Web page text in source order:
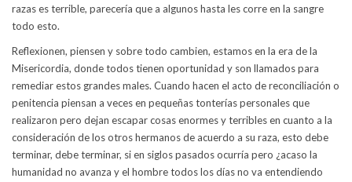
razas es terrible, parecería que a algunos hasta les corre en la sangre
todo esto.
Reflexionen, piensen y sobre todo cambien, estamos en la era de la
Misericordia, donde todos tienen oportunidad y son llamados para
remediar estos grandes males. Cuando hacen el acto de reconciliación o
penitencia piensan a veces en pequeñas tonterías personales que
realizaron pero dejan escapar cosas enormes y terribles en cuanto a la
consideración de los otros hermanos de acuerdo a su raza, esto debe
terminar, debe terminar, si en siglos pasados ocurría pero ¿acaso la
humanidad no avanza y el hombre todos los días no va entendiendo